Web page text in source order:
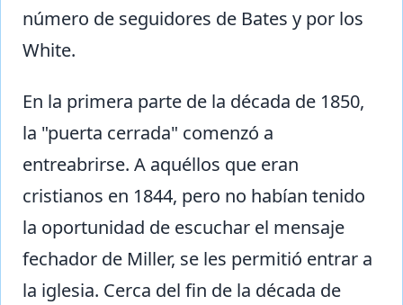
número de seguidores de Bates y por los
White.
En la primera parte de la década de 1850,
la "puerta cerrada" comenzó a
entreabrirse. A aquéllos que eran
cristianos en 1844, pero no habían tenido
la oportunidad de escuchar el mensaje
fechador de Miller, se les permitió entrar a
la iglesia. Cerca del fin de la década de